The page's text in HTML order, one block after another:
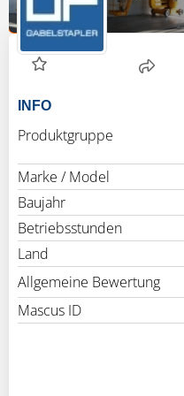
INFO
Produktgruppe
Marke / Model
Baujahr
Betriebsstunden
Land
Allgemeine Bewertung
Mascus ID